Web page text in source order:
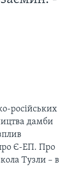
100
російських
дамби
Є-ЕП. Про
Тузли – в